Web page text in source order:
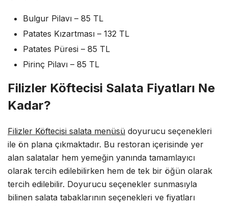
Bulgur Pilavı – 85 TL
Patates Kızartması – 132 TL
Patates Püresi – 85 TL
Pirinç Pilavı – 85 TL
Filizler Köftecisi Salata Fiyatları Ne
Kadar?
Filizler Köftecisi salata menüsü doyurucu seçenekleri
ile ön plana çıkmaktadır. Bu restoran içerisinde yer
alan salatalar hem yemeğin yanında tamamlayıcı
olarak tercih edilebilirken hem de tek bir öğün olarak
tercih edilebilir. Doyurucu seçenekler sunmasıyla
bilinen salata tabaklarının seçenekleri ve fiyatları